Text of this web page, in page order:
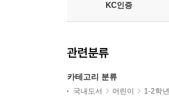
KC인증
관련분류
카테고리 분류
국내도서 어린이 1-2학년